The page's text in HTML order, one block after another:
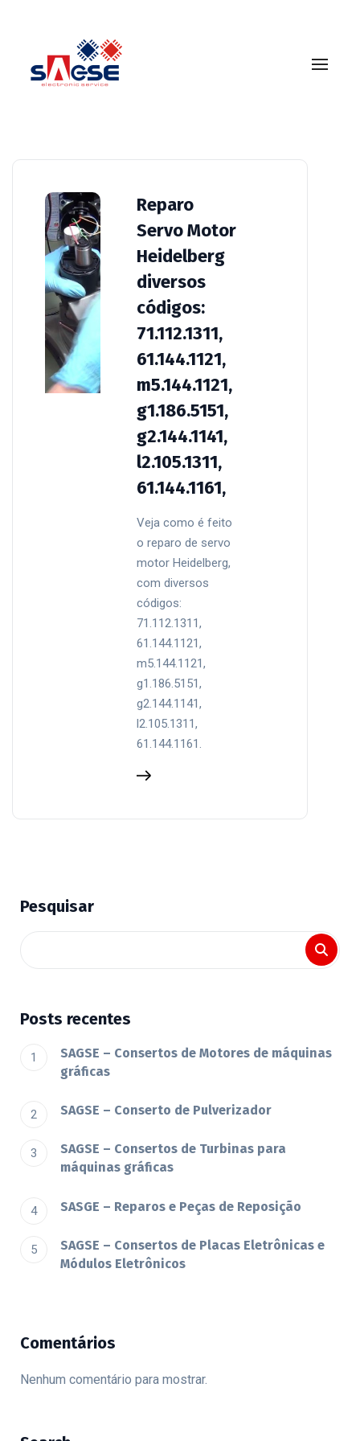
g2.144.1141
Reparo
Servo Motor
Heidelberg
diversos
códigos:
71.112.1311,
61.144.1121,
m5.144.1121,
g1.186.5151,
g2.144.1141,
l2.105.1311,
61.144.1161,
Veja como é feito
o reparo de servo
motor Heidelberg,
com diversos
códigos:
71.112.1311,
61.144.1121,
m5.144.1121,
g1.186.5151,
g2.144.1141,
l2.105.1311,
61.144.1161.
Pesquisar
Posts recentes
SAGSE – Consertos de Motores de máquinas
gráficas
SAGSE – Conserto de Pulverizador
SAGSE – Consertos de Turbinas para
máquinas gráficas
SASGE – Reparos e Peças de Reposição
SAGSE – Consertos de Placas Eletrônicas e
Módulos Eletrônicos
Comentários
Nenhum comentário para mostrar.